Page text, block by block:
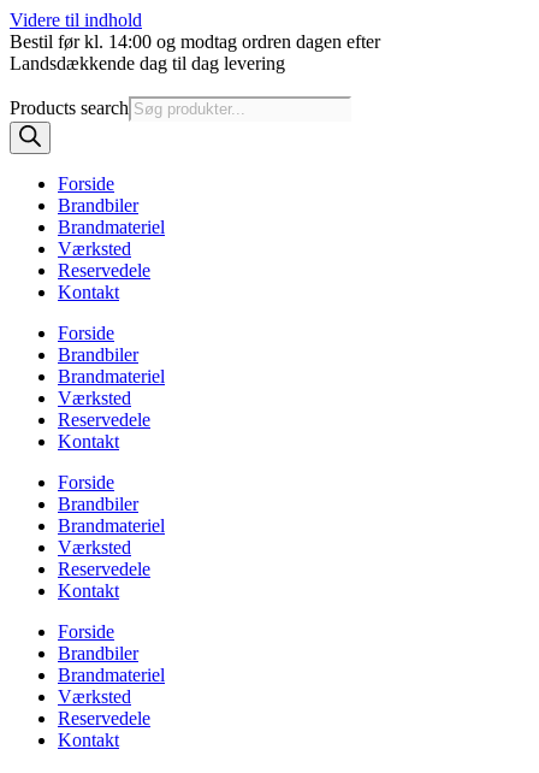
Videre til indhold
Bestil før kl. 14:00 og modtag ordren dagen efter
Landsdækkende dag til dag levering
Products search
Forside
Brandbiler
Brandmateriel
Værksted
Reservedele
Kontakt
Forside
Brandbiler
Brandmateriel
Værksted
Reservedele
Kontakt
Forside
Brandbiler
Brandmateriel
Værksted
Reservedele
Kontakt
Forside
Brandbiler
Brandmateriel
Værksted
Reservedele
Kontakt